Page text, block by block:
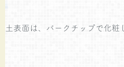
土表面は、バークチップで化粧